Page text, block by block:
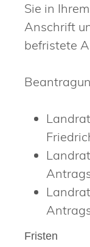
Sie in
Anschrift
befristete
Fristen